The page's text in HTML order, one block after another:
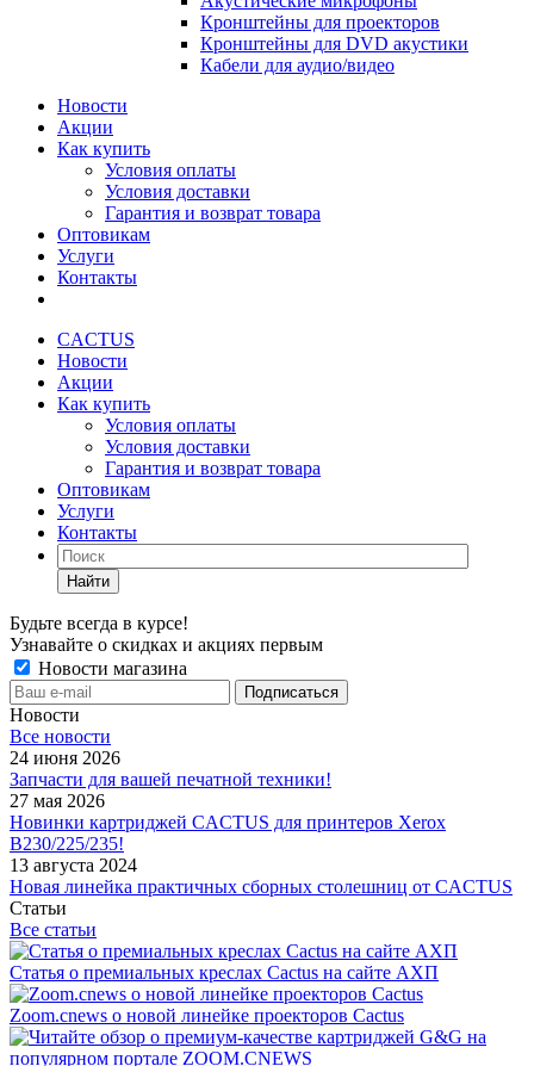
Кронштейны для проекторов
Кронштейны для DVD акустики
Кабели для аудио/видео
Новости
Акции
Как купить
Условия оплаты
Условия доставки
Гарантия и возврат товара
Оптовикам
Услуги
Контакты
CACTUS
Новости
Акции
Как купить
Условия оплаты
Условия доставки
Гарантия и возврат товара
Оптовикам
Услуги
Контакты
Найти
Будьте всегда в курсе!
Узнавайте о скидках и акциях первым
Новости магазина
Новости
Все новости
24 июня 2026
Запчасти для вашей печатной техники!
27 мая 2026
Новинки картриджей CACTUS для принтеров Xerox
B230/225/235!
13 августа 2024
Новая линейка практичных сборных столешниц от CACTUS
Статьи
Все статьи
Статья о премиальных креслах Cactus на сайте АХП
Zoom.cnews о новой линейке проекторов Cactus